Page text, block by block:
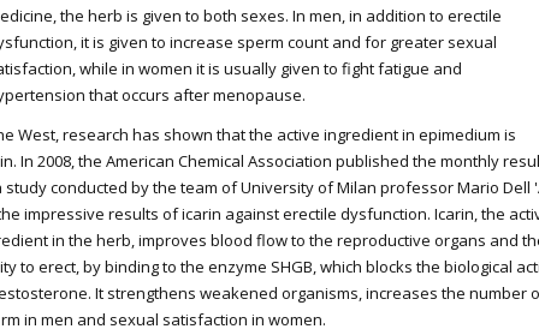
the herb is given to both sexes. In men, in addition to erectile
it is given to increase sperm count and for greater sexual
while in women it is usually given to fight fatigue and
that occurs after menopause.
West, research has shown that the active ingredient in epimedium is
In 2008, the American Chemical Association published the monthly
study conducted by the team of University of Milan professor Mario Dell
impressive results of icarin against erectile dysfunction. Icarin, the
in the herb, improves blood flow to the reproductive organs and
to erect, by binding to the enzyme SHGB, which blocks the biological
It strengthens weakened organisms, increases the number
in men and sexual satisfaction in women.